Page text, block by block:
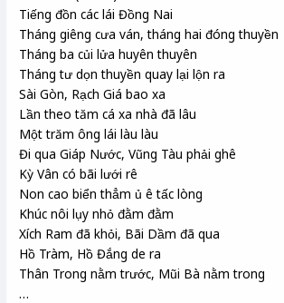
Tiếng đồn các lái Đồng Nai
Tháng giêng cưa ván, tháng hai đóng thuyền
Tháng ba củi lửa huyên thuyên
Tháng tư dọn thuyền quay lại lộn ra
Sài Gòn, Rạch Giá bao xa
Lần theo tăm cá xa nhà đã lâu
Một trăm ông lái làu làu
Đi qua Giáp Nước, Vũng Tàu phải ghê
Kỳ Vân có bãi lưới rê
Non cao biển thẳm ủ ê tấc lòng
Khúc nôi lụy nhỏ đằm đằm
Xích Ram đã khỏi, Bãi Dầm đã qua
Hồ Tràm, Hồ Đắng de ra
Thân Trong nằm trước, Mũi Bà nằm trong
…